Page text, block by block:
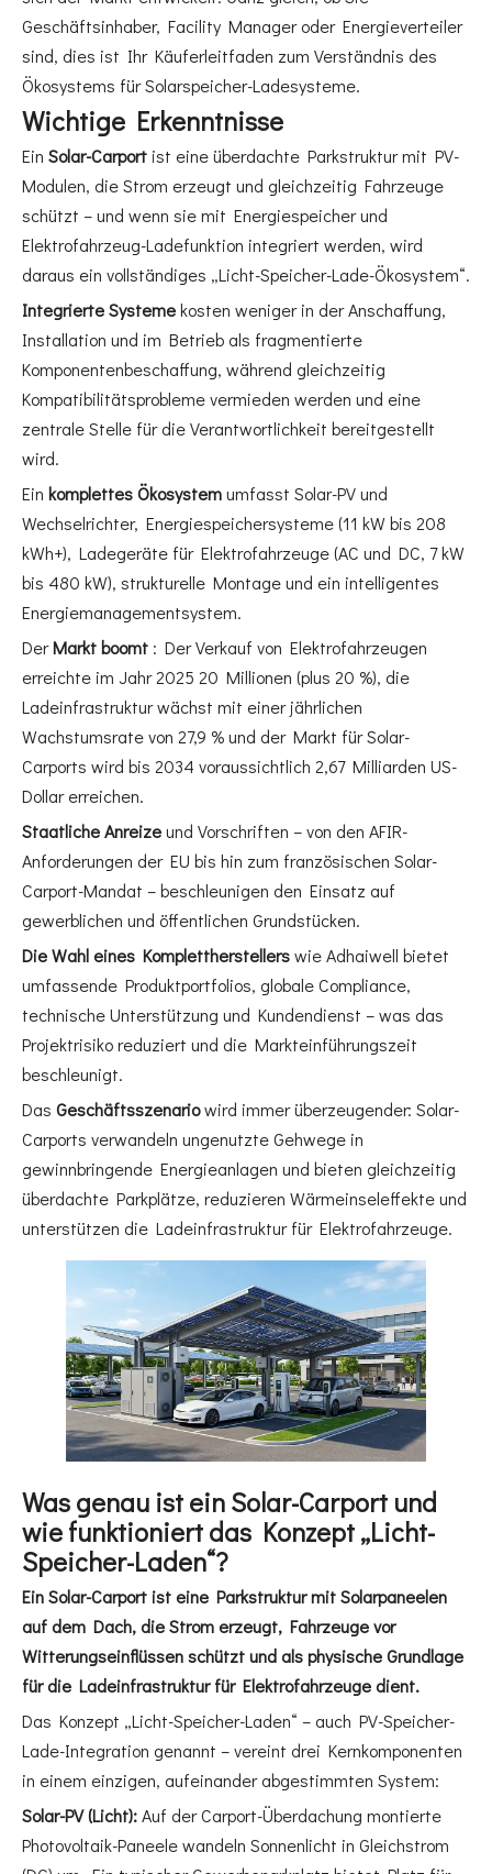
Geschäftsinhaber, Facility Manager oder Energieverteiler
sind, dies ist Ihr Käuferleitfaden zum Verständnis des
Ökosystems für Solarspeicher-Ladesysteme.
Wichtige Erkenntnisse
Ein Solar-Carport ist eine überdachte Parkstruktur mit PV-
Modulen, die Strom erzeugt und gleichzeitig Fahrzeuge
schützt – und wenn sie mit Energiespeicher und
Elektrofahrzeug-Ladefunktion integriert werden, wird
daraus ein vollständiges „Licht-Speicher-Lade-Ökosystem“.
Integrierte Systemekosten weniger in der Anschaffung,
Installation und im Betrieb als fragmentierte
Komponentenbeschaffung, während gleichzeitig
Kompatibilitätsprobleme vermieden werden und eine
zentrale Stelle für die Verantwortlichkeit bereitgestellt
wird.
Ein komplettes Ökosystemumfasst Solar-PV und
Wechselrichter, Energiespeichersysteme (11 kW bis 208
kWh+), Ladegeräte für Elektrofahrzeuge (AC und DC, 7 kW
bis 480 kW), strukturelle Montage und ein intelligentes
Energiemanagementsystem.
DerMarkt boomt : Der Verkauf von Elektrofahrzeugen
erreichte im Jahr 2025 20 Millionen (plus 20 %), die
Ladeinfrastruktur wächst mit einer jährlichen
Wachstumsrate von 27,9 % und der Markt für Solar-
Carports wird bis 2034 voraussichtlich 2,67 Milliarden US-
Dollar erreichen.
Staatliche Anreizeund Vorschriften – von den AFIR-
Anforderungen der EU bis hin zum französischen Solar-
Carport-Mandat – beschleunigen den Einsatz auf
gewerblichen und öffentlichen Grundstücken.
Die Wahl eines Komplettherstellerswie Adhaiwell bietet
umfassende Produktportfolios, globale Compliance,
technische Unterstützung und Kundendienst – was das
Projektrisiko reduziert und die Markteinführungszeit
beschleunigt.
Das Geschäftsszenariowird immer überzeugender: Solar-
Carports verwandeln ungenutzte Gehwege in
gewinnbringende Energieanlagen und bieten gleichzeitig
überdachte Parkplätze, reduzieren Wärmeinseleffekte und
unterstützen die Ladeinfrastruktur für Elektrofahrzeuge.
Was genau ist ein Solar-Carport und
wie funktioniert das Konzept „Licht-
Speicher-Laden“?
Ein Solar-Carport ist eine Parkstruktur mit Solarpaneelen
auf dem Dach, die Strom erzeugt, Fahrzeuge vor
Witterungseinflüssen schützt und als physische Grundlage
für die Ladeinfrastruktur für Elektrofahrzeuge dient.
Das Konzept „Licht-Speicher-Laden“ – auch PV-Speicher-
Lade-Integration genannt – vereint drei Kernkomponenten
in einem einzigen, aufeinander abgestimmten System:
Solar-PV (Licht):Auf der Carport-Überdachung montierte
Photovoltaik-Paneele wandeln Sonnenlicht in Gleichstrom